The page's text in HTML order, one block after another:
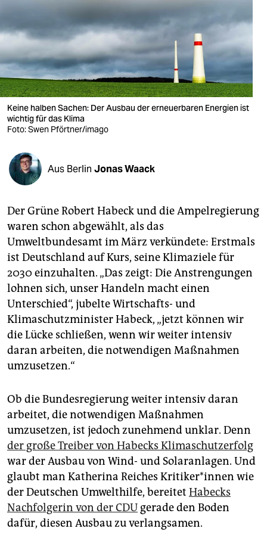
verlag
veranstaltungen
shop
fragen & hilfe
unterstützen
abo
genossenschaft
epaper login
Keine halben Sachen: Der Ausbau der erneuerbaren Energien ist
wichtig für das Klima
Foto: Swen Pförtner/imago
Aus Berlin Jonas Waack
Der Grüne Robert Habeck und die Ampelregierung
waren schon abgewählt, als das
Umweltbundesamt im März verkündete: Erstmals
ist Deutschland auf Kurs, seine Klimaziele für
2030 einzuhalten. „Das zeigt: Die Anstrengungen
lohnen sich, unser Handeln macht einen
Unterschied“, jubelte Wirtschafts- und
Klimaschutzminister Habeck, „jetzt können wir
die Lücke schließen, wenn wir weiter intensiv
daran arbeiten, die notwendigen Maßnahmen
umzusetzen.“
Ob die Bundesregierung weiter intensiv daran
arbeitet, die notwendigen Maßnahmen
umzusetzen, ist jedoch zunehmend unklar. Denn
der große Treiber von Habecks Klimaschutzerfolg
war der Ausbau von Wind- und Solaranlagen. Und
glaubt man Katherina Reiches Kri­ti­ke­r*in­nen wie
der Deutschen Umwelthilfe, bereitet Habecks
Nachfolgerin von der CDU gerade den Boden
dafür, diesen Ausbau zu verlangsamen.